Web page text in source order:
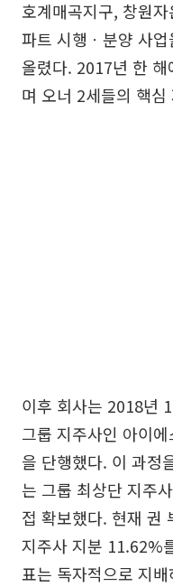
호계매곡지구, 창원
파트 시행ㆍ분양 사
올렸다. 2017년 한
며 오너 2세들의 핵
이후 회사는 2018년
그룹 지주사인 아이
을 단행했다. 이 과정
는 그룹 최상단 지주
접 확보했다. 현재 권
지주사 지분 11.62%
표는 독자적으로 지